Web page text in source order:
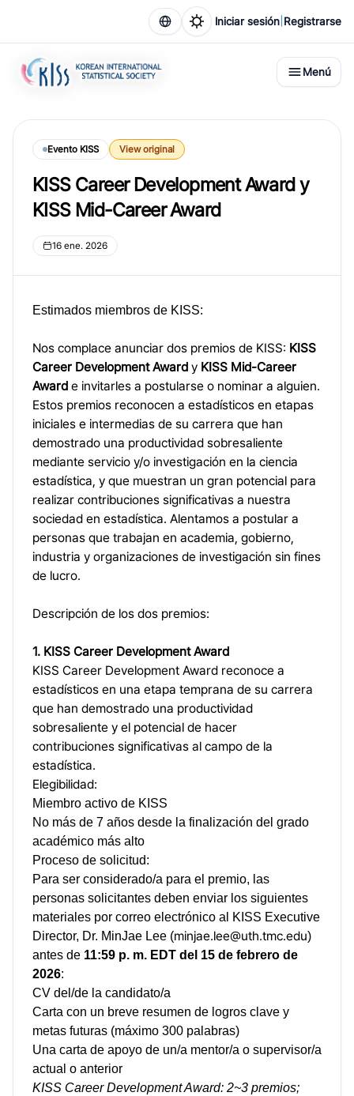
Iniciar sesión Registrarse
Menú
Evento KISS View original
KISS Career Development Award y
KISS Mid-Career Award
16 ene. 2026
Estimados miembros de KISS:
Nos complace anunciar dos premios de KISS: KISS
Career Development Award y KISS Mid-Career
Award e invitarles a postularse o nominar a alguien.
Estos premios reconocen a estadísticos en etapas
iniciales e intermedias de su carrera que han
demostrado una productividad sobresaliente
mediante servicio y/o investigación en la ciencia
estadística, y que muestran un gran potencial para
realizar contribuciones significativas a nuestra
sociedad en estadística. Alentamos a postular a
personas que trabajan en academia, gobierno,
industria y organizaciones de investigación sin fines
de lucro.
Descripción de los dos premios:
1. KISS Career Development Award
KISS Career Development Award reconoce a
estadísticos en una etapa temprana de su carrera
que han demostrado una productividad
sobresaliente y el potencial de hacer
contribuciones significativas al campo de la
estadística.
Elegibilidad:
Miembro activo de KISS
No más de 7 años desde la finalización del grado
académico más alto
Proceso de solicitud:
Para ser considerado/a para el premio, las
personas solicitantes deben enviar los siguientes
materiales por correo electrónico al KISS Executive
Director, Dr. MinJae Lee (minjae.lee@uth.tmc.edu)
antes de 11:59 p. m. EDT del 15 de febrero de
2026:
CV del/de la candidato/a
Carta con un breve resumen de logros clave y
metas futuras (máximo 300 palabras)
Una carta de apoyo de un/a mentor/a o supervisor/a
actual o anterior
KISS Career Development Award: 2~3 premios;